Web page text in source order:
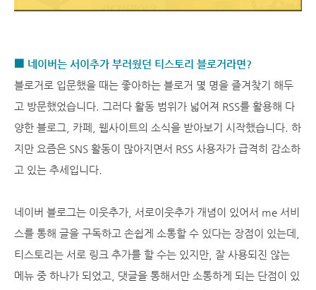
■ 네이버는 서이추가 부러웠던 티스토리 블로거라면?
블로거로 입문했을 때는 좋아하는 블로거 몇 명을 즐겨찾기 해두
고 방문했었습니다. 그러다 활동 범위가 넓어져 RSS를 활용해 다
양한 블로그, 카페, 웹사이트의 소식을 받아보기 시작했습니다. 하
지만 요즘은 SNS 활동이 많아지면서 RSS 사용자가 급격히 감소하
고 있는 추세입니다.
네이버 블로그는 이웃추가, 서로이웃추가 개념이 있어서 me 서비
스를 통해 글을 구독하고 손쉽게 소통할 수 있다는 장점이 있는데,
티스토리는 서로 링크 추가를 할 수는 있지만, 잘 사용되진 않는
메뉴 중 하나가 되었고, 댓글을 통해서만 소통하게 되는 단점이 있